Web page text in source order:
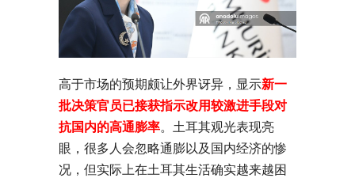
高于市场的预期颇让外界讶异，显示新一
批决策官员已接获指示改用较激进手段对
抗国内的高通膨率。土耳其观光表现亮
眼，很多人会忽略通膨以及国内经济的惨
况，但实际上在土耳其生活确实越来越困